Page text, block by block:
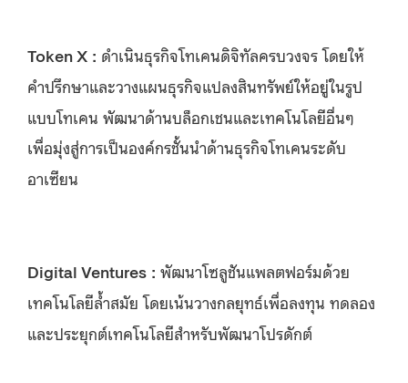
Token X : ดำเนินธุรกิจโทเคนดิจิทัลครบวงจร โดยให้
คำปรึกษาและวางแผนธุรกิจแปลงสินทรัพย์ให้อยู่ในรูป
แบบโทเคน พัฒนาด้านบล็อกเชนและเทคโนโลยีอื่นๆ
เพื่อมุ่งสู่การเป็นองค์กรชั้นนำด้านธุรกิจโทเคนระดับ
อาเซียน
Digital Ventures : พัฒนาโซลูชันแพลตฟอร์มด้วย
เทคโนโลยีล้ำสมัย โดยเน้นวางกลยุทธ์เพื่อลงทุน ทดลอง
และประยุกต์เทคโนโลยีสำหรับพัฒนาโปรดักต์